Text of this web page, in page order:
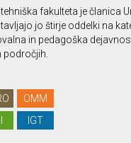
fakulteta je članica
jo štirje oddelki na
in pedagoška
področjih.
OMM
IGT